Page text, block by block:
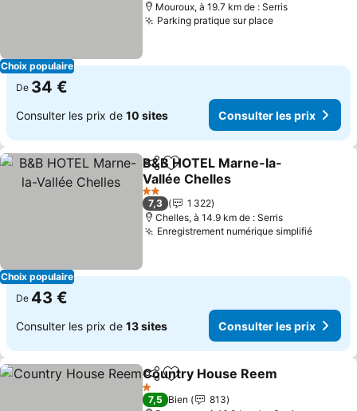
Choix populaire
Mouroux, à 19.7 km de : Serris
Parking pratique sur placeConsulter les
De 34 €
Consulter les prix de 10 sites Consulter les prix
Choix populaire
PartagerAjouter à mes favoris
B&B HOTEL Marne-la-
Vallée Chelles
Consulter les prix
2 Étoiles
7,3
1 322
Chelles, à 14.9 km de : Serris
Enregistrement numérique simplifié
De 43 €
Consulter les prix de 13 sites Consulter les prix
PartagerAjouter à mes favoris
Country House Reem
1 Étoiles
7,5 Bien
813